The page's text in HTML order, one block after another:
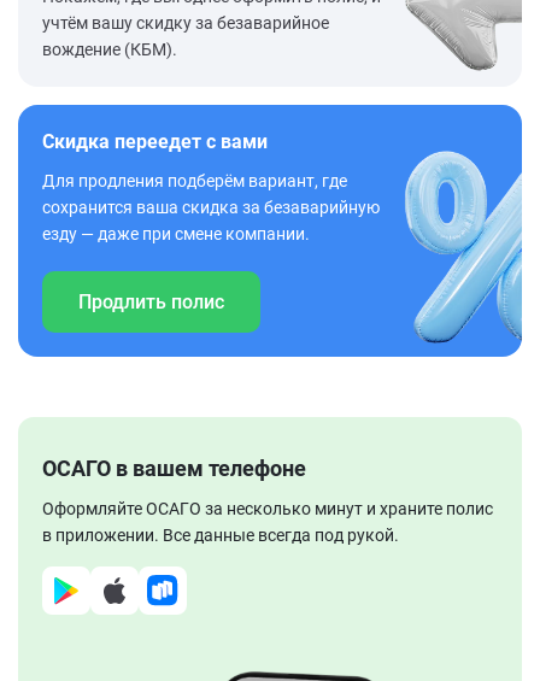
учтём вашу скидку за безаварийное
вождение (КБМ).
Скидка переедет с вами
Для продления подберём вариант, где
сохранится ваша скидка за безаварийную
езду — даже при смене компании.
Продлить полис
ОСАГО в вашем телефоне
Оформляйте ОСАГО за несколько минут и храните полис
в приложении. Все данные всегда под рукой.